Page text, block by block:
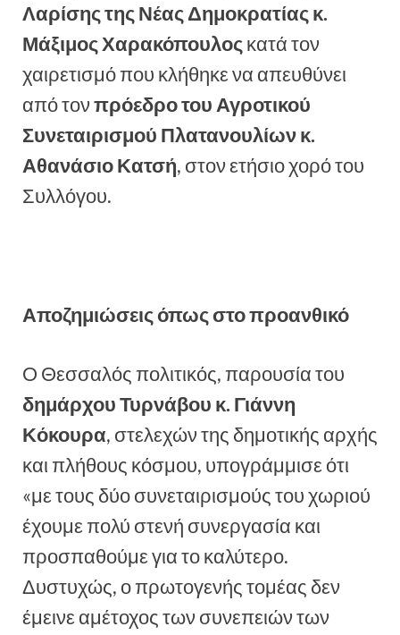
Λαρίσης της Νέας Δημοκρατίας κ.
Μάξιμος Χαρακόπουλοςκατά τον
χαιρετισμό που κλήθηκε να απευθύνει
από τονπρόεδρο του Αγροτικού
Συνεταιρισμού Πλατανουλίωνκ.
ΑθανάσιοΚατσή, στον ετήσιο χορό του
Συλλόγου.
Αποζημιώσεις όπως στοπροανθικό
Ο Θεσσαλός πολιτικός, παρουσία του
δημάρχου Τυρνάβου κ. Γιάννη
Κόκουρα, στελεχών της δημοτικής αρχής
και πλήθους κόσμου, υπογράμμισε ότι
«με τους δύο συνεταιρισμούς του χωριού
έχουμε πολύ στενή συνεργασία και
προσπαθούμε για το καλύτερο.
Δυστυχώς, ο πρωτογενής τομέας δεν
έμεινε αμέτοχος των συνεπειών των